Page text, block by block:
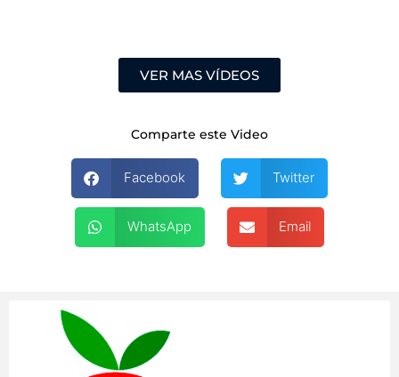
VER MAS VÍDEOS
Comparte este Video
Facebook Twitter
WhatsApp Email